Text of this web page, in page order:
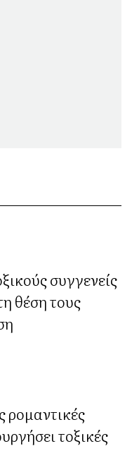
συγγενείς
θέση τους
ρομαντικές
τοξικές